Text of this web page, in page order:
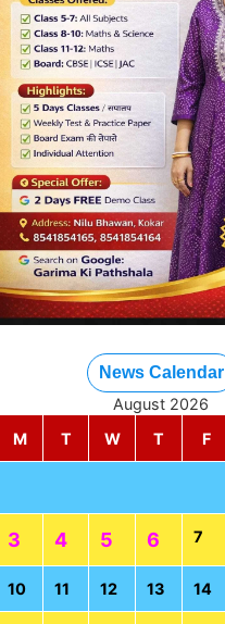
News Calendar
August 2026
M
T W T F
3 4 5 6 7
10 11 12 13 14